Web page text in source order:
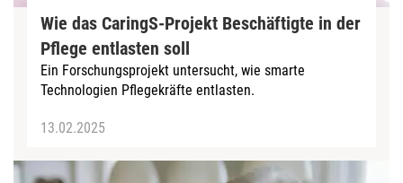
Wie das CaringS-Projekt Beschäftigte in der
Pflege entlasten soll
Ein Forschungsprojekt untersucht, wie smarte
Technologien Pflegekräfte entlasten.
13.02.2025